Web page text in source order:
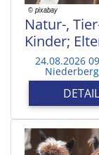
Natur-,
Kinder;
24.08.2026
DETAIL